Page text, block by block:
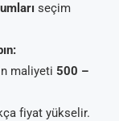
seçim
maliyeti 500 –
fiyat yükselir.